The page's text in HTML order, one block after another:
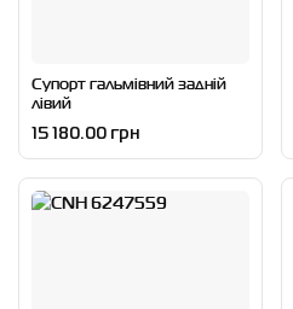
Супорт гальмівний задній
лівий
15 180.00 грн